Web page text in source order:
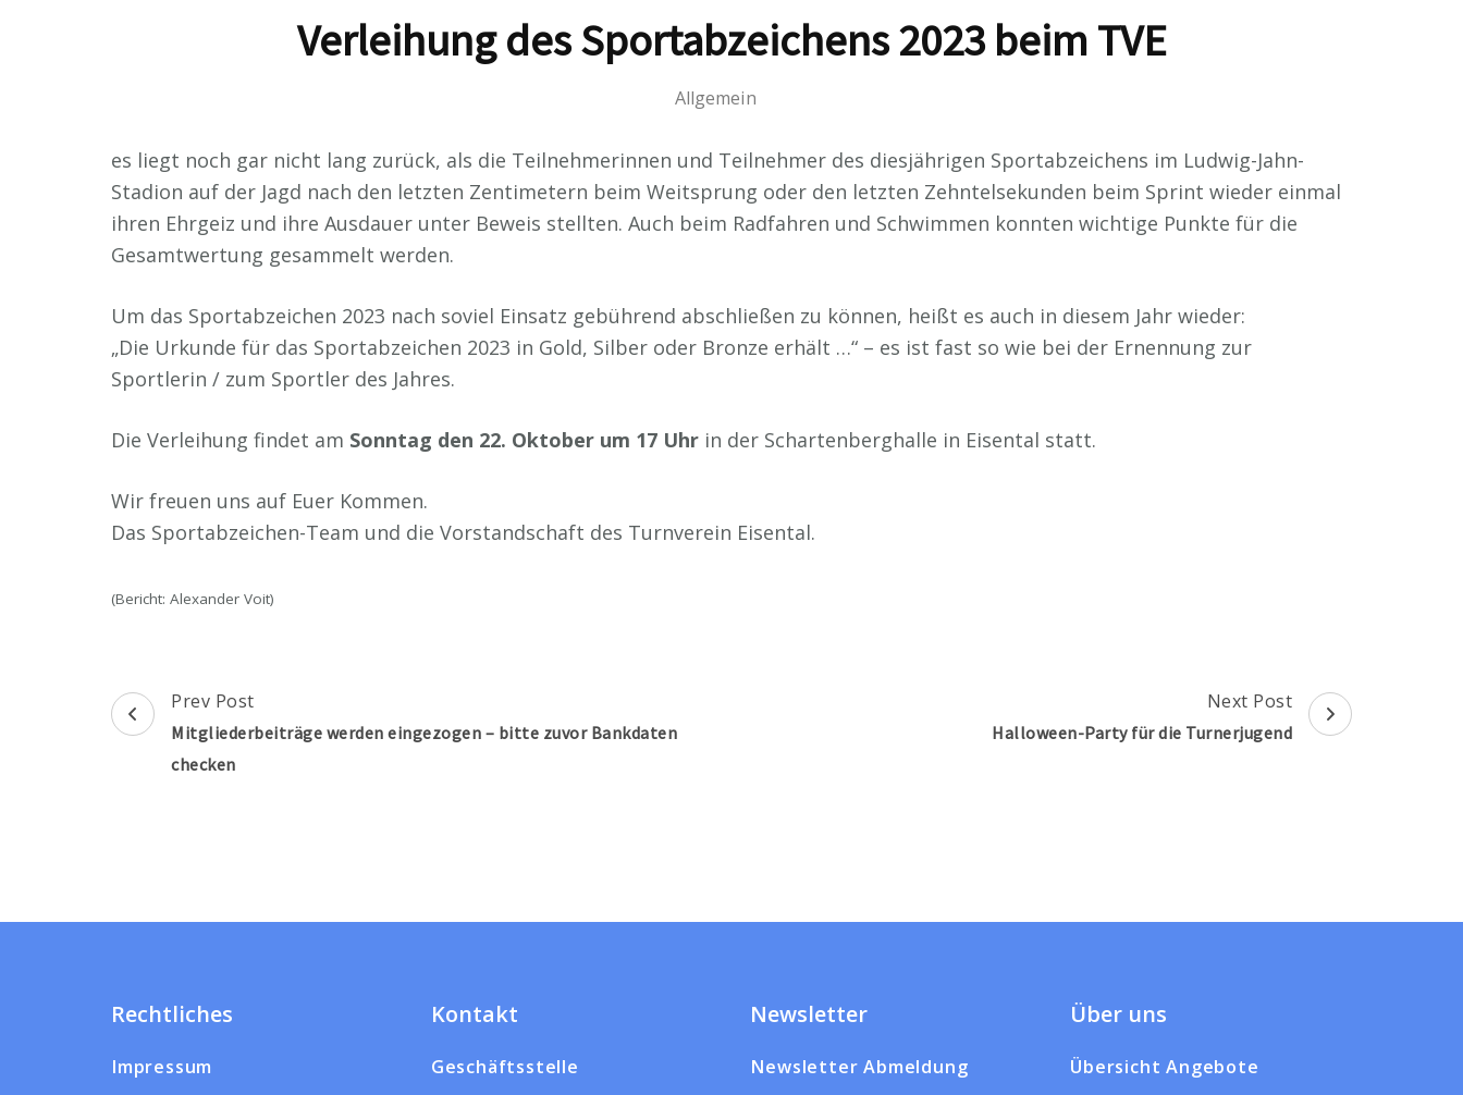
Verleihung des Sportabzeichens 2023 beim TVE
Allgemein
es liegt noch gar nicht lang zurück, als die Teilnehmerinnen und Teilnehmer des diesjährigen Sportabzeichens im Ludwig-Jahn-
Stadion auf der Jagd nach den letzten Zentimetern beim Weitsprung oder den letzten Zehntelsekunden beim Sprint wieder einmal
ihren Ehrgeiz und ihre Ausdauer unter Beweis stellten. Auch beim Radfahren und Schwimmen konnten wichtige Punkte für die
Gesamtwertung gesammelt werden.
Um das Sportabzeichen 2023 nach soviel Einsatz gebührend abschließen zu können, heißt es auch in diesem Jahr wieder:
„Die Urkunde für das Sportabzeichen 2023 in Gold, Silber oder Bronze erhält …“ – es ist fast so wie bei der Ernennung zur
Sportlerin / zum Sportler des Jahres.
Die Verleihung findet am Sonntag den 22. Oktober um 17 Uhr in der Schartenberghalle in Eisental statt.
Wir freuen uns auf Euer Kommen.
Das Sportabzeichen-Team und die Vorstandschaft des Turnverein Eisental.
(Bericht: Alexander Voit)
Post
Navigation
Prev Post
Mitgliederbeiträge werden eingezogen – bitte zuvor Bankdaten
checken
Next Post
Halloween-Party für die Turnerjugend
Rechtliches
Impressum
Kontakt
Geschäftsstelle
Newsletter
Newsletter Abmeldung
Über uns
Übersicht Angebote